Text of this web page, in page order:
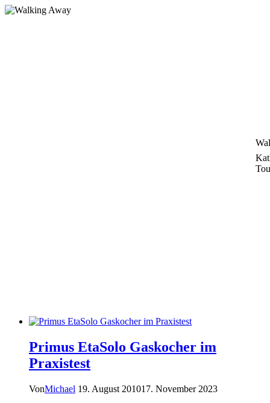
Zum
Primus EtaSolo Gaskocher im
Praxistest
VonMichael 19. August 201017. November 2023